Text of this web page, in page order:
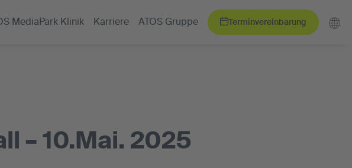
MediaPark Klinik Karriere ATOS Gruppe Terminvereinbarung
– 10.Mai. 2025